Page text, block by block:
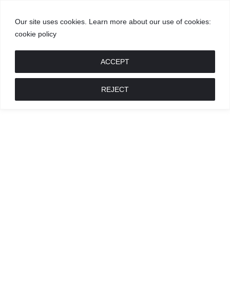
Our site uses cookies. Learn more about our use of cookies:
cookie policy
REJECT
ACCEPT
GROŽIS
MADA